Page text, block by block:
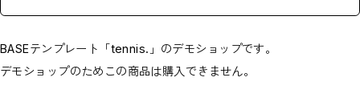
BASEテンプレート「tennis.」のデモショップです。
デモショップのためこの商品は購入できません。